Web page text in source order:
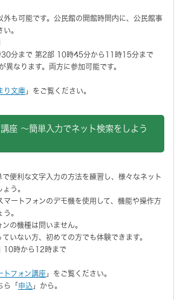
外も可能です。公民館の開館時間内に、公民館事
。
分まで 第2部 10時45分から11時15分まで
異なります。両方に参加可能です。
り文庫 」をご覧ください。
座 ～簡単入力でネット検索をしよう
で便利な文字入力の方法を練習し、様々なネット
う。
マートフォンのデモ機を使用して、機能や操作方
。
の機種は問いません。
ていない方、初めての方でも体験できます。
10時から12時まで
トフォン講座 」をご覧ください。
ら「 申込 」から。